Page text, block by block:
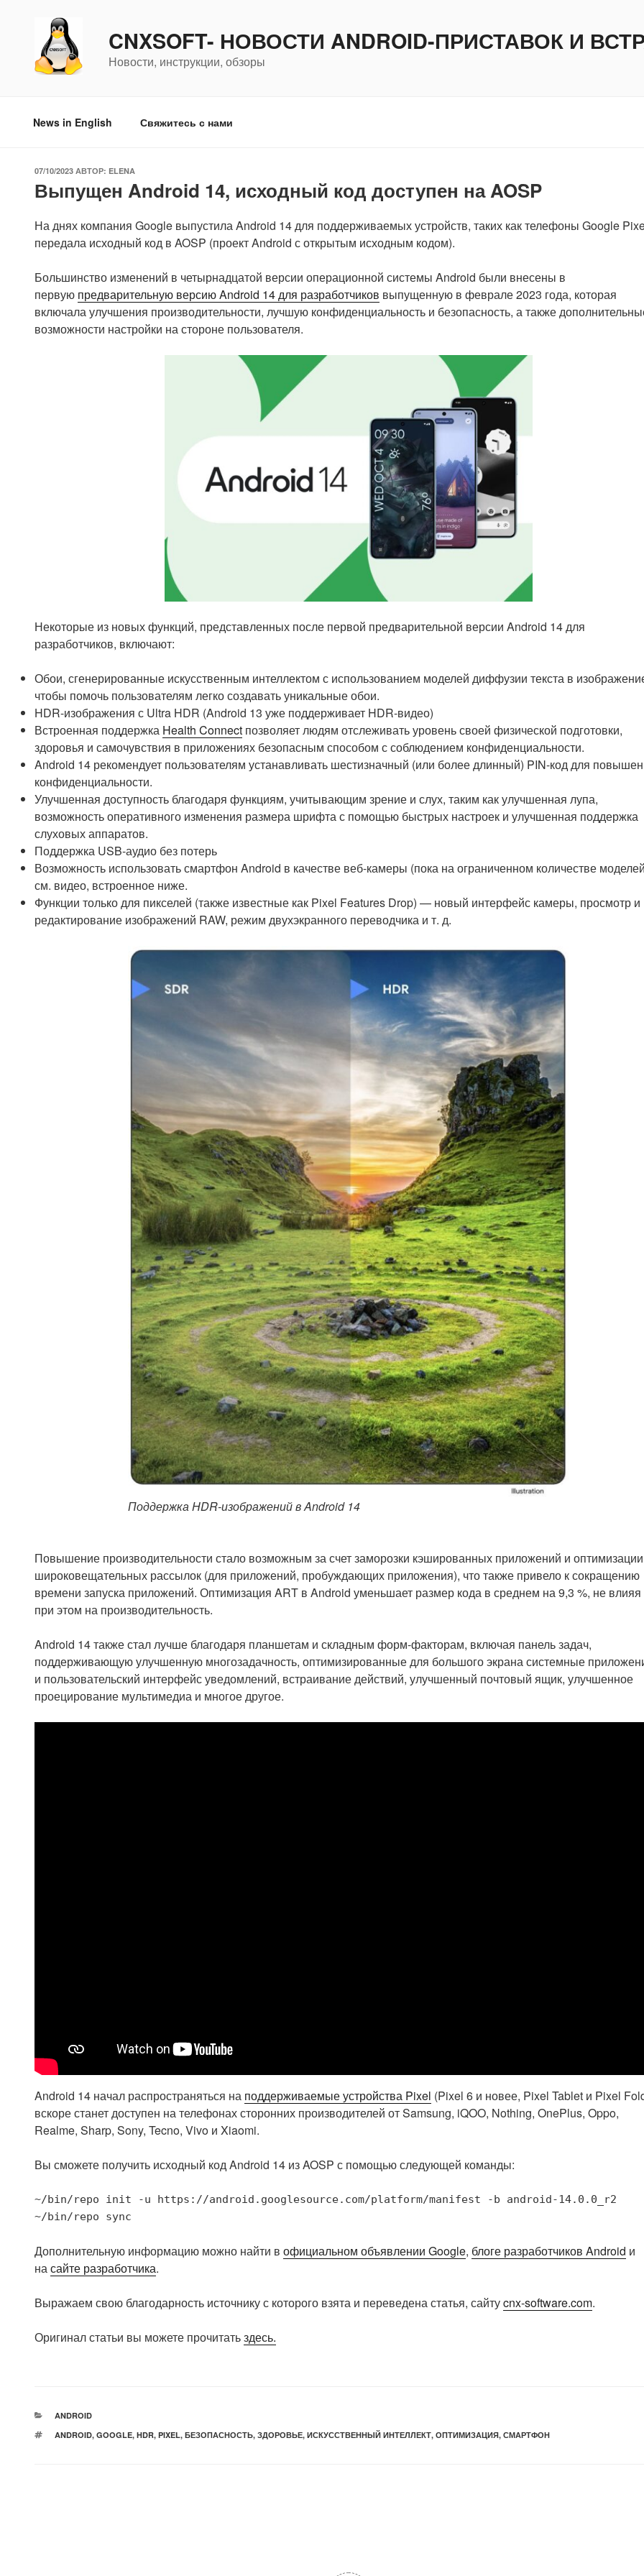
содержимому
CNXSOFT- НОВОСТИ ANDROID-ПРИСТАВОК И
Новости, инструкции, обзоры
News in English Свяжитесь с нами
ОПУБЛИКОВАНО
07/10/2023 АВТОР: ELENA
Выпущен Android 14, исходный код доступен на AOSP
На днях компания Google выпустила Android 14 для поддерживаемых устройств, таких как телефоны Google
передала исходный код в AOSP (проект Android с открытым исходным кодом).
Большинство изменений в четырнадцатой версии операционной системы Android были внесены в
первую предварительную версию Android 14 для разработчиков выпущенную в феврале 2023 года, которая
включала улучшения производительности, лучшую конфиденциальность и безопасность, а также
возможности настройки на стороне пользователя.
Некоторые из новых функций, представленных после первой предварительной версии Android 14 для
разработчиков, включают:
Обои, сгенерированные искусственным интеллектом с использованием моделей диффузии текста в
чтобы помочь пользователям легко создавать уникальные обои.
HDR-изображения с Ultra HDR (Android 13 уже поддерживает HDR-видео)
Встроенная поддержка Health Connect позволяет людям отслеживать уровень своей физической подготовки,
здоровья и самочувствия в приложениях безопасным способом с соблюдением конфиденциальности.
Android 14 рекомендует пользователям устанавливать шестизначный (или более длинный) PIN-код для
конфиденциальности.
Улучшенная доступность благодаря функциям, учитывающим зрение и слух, таким как улучшенная лупа,
возможность оперативного изменения размера шрифта с помощью быстрых настроек и улучшенная поддержка
слуховых аппаратов.
Поддержка USB-аудио без потерь
Возможность использовать смартфон Android в качестве веб-камеры (пока на ограниченном количестве
см. видео, встроенное ниже.
Функции только для пикселей (также известные как Pixel Features Drop) — новый интерфейс камеры, просмотр и
редактирование изображений RAW, режим двухэкранного переводчика и т. д.
Поддержка HDR-изображений в Android 14
Повышение производительности стало возможным за счет заморозки кэшированных приложений и оптимизации
широковещательных рассылок (для приложений, пробуждающих приложения), что также привело к сокращению
времени запуска приложений. Оптимизация ART в Android уменьшает размер кода в среднем на 9,3 %, не влияя
при этом на производительность.
Android 14 также стал лучше благодаря планшетам и складным форм-факторам, включая панель задач,
поддерживающую улучшенную многозадачность, оптимизированные для большого экрана системные
и пользовательский интерфейс уведомлений, встраивание действий, улучшенный почтовый ящик, улучшенное
проецирование мультимедиа и многое другое.
Android 14 начал распространяться на поддерживаемые устройства Pixel (Pixel 6 и новее, Pixel Tablet и Pixel
вскоре станет доступен на телефонах сторонних производителей от Samsung, iQOO, Nothing, OnePlus, Oppo,
Realme, Sharp, Sony, Tecno, Vivo и Xiaomi.
Вы сможете получить исходный код Android 14 из AOSP с помощью следующей команды:
~/bin/repo init -u https://android.googlesource.com/platform/manifest -b android-14.0.0_r2
~/bin/repo sync
Дополнительную информацию можно найти в официальном объявлении Google, блоге разработчиков Android и
насайте разработчика.
Выражаем свою благодарность источнику с которого взята и переведена статья, сайтуcnx-software.com.
Оригинал статьи вы можете прочитатьздесь.
РУБРИКИ
ANDROID
МЕТКИ
ANDROID, GOOGLE, HDR, PIXEL, БЕЗОПАСНОСТЬ, ЗДОРОВЬЕ, ИСКУССТВЕННЫЙ ИНТЕЛЛЕКТ, ОПТИМИЗАЦИЯ, СМАРТФОН